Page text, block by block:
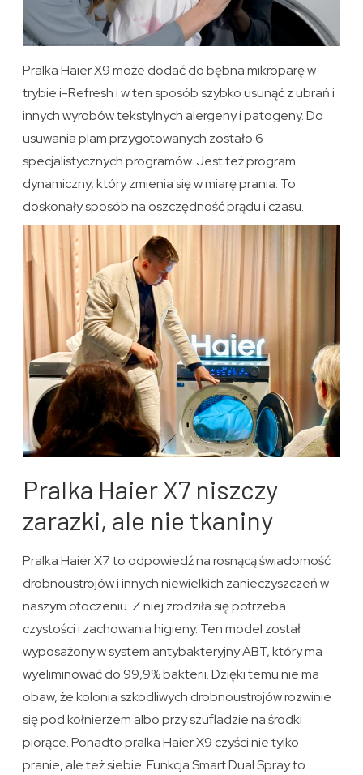
Pralka Haier X9 może dodać do bębna mikroparę w
trybie i-Refresh i w ten sposób szybko usunąć z ubrań i
innych wyrobów tekstylnych alergeny i patogeny. Do
usuwania plam przygotowanych zostało 6
specjalistycznych programów. Jest też program
dynamiczny, który zmienia się w miarę prania. To
doskonały sposób na oszczędność prądu i czasu.
Pralka Haier X7 niszczy
zarazki, ale nie tkaniny
Pralka Haier X7 to odpowiedź na rosnącą świadomość
drobnoustrojów i innych niewielkich zanieczyszczeń w
naszym otoczeniu. Z niej zrodziła się potrzeba
czystości i zachowania higieny. Ten model został
wyposażony w system antybakteryjny ABT, który ma
wyeliminować do 99,9% bakterii. Dzięki temu nie ma
obaw, że kolonia szkodliwych drobnoustrojów rozwinie
się pod kołnierzem albo przy szufladzie na środki
piorące. Ponadto pralka Haier X9 czyści nie tylko
pranie, ale też siebie. Funkcja Smart Dual Spray to